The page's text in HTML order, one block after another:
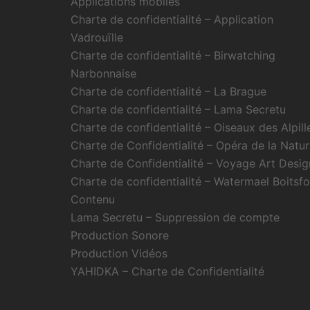
Charte de confidentialité – Application
Vadrouïlle
Charte de confidentialité – Birwatching
Narbonnaise
Charte de confidentialité – La Brague
Charte de confidentialité – Lama Secretu
Charte de confidentialité – Oiseaux des
Charte de Confidentialité – Opéra de la
Charte de Confidentialité – Voyage Art
Charte de confidentialité – Watermael
Contenu
Lama Secretu – Suppression de compte
Production Sonore
Production Vidéos
YAHIDKA – Charte de Confidentialité